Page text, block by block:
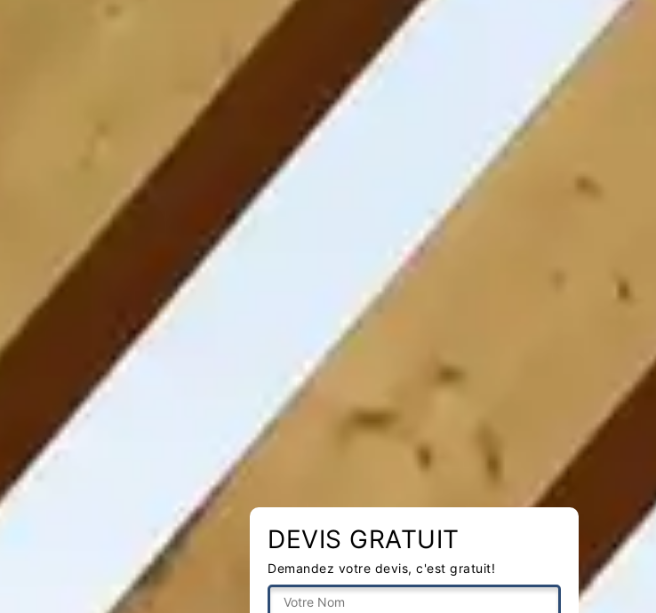
DEVIS GRATUIT
Demandez votre devis, c'est gratuit!